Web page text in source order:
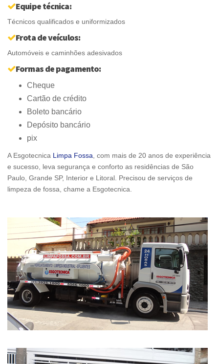
Equipe técnica:
Técnicos qualificados e uniformizados
Frota de veículos:
Automóveis e caminhões adesivados
Formas de pagamento:
Cheque
Cartão de crédito
Boleto bancário
Depósito bancário
pix
A Esgotecnica Limpa Fossa, com mais de 20 anos de experiência
e sucesso, leva segurança e conforto as residências de São
Paulo, Grande SP, Interior e Litoral. Precisou de serviços de
limpeza de fossa, chame a Esgotecnica.